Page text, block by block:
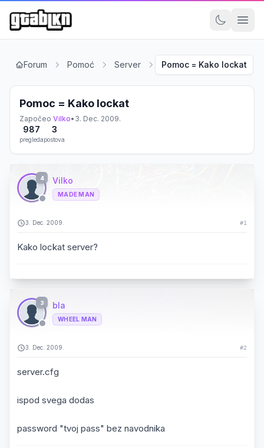
Forum Pomoć Server Pomoc = Kako lockat
Pomoc = Kako lockat
Započeo Vilko• 3. Dec. 2009.
987
pregleda
3
postova
4 Vilko
MADE MAN
3. Dec. 2009. #1
Kako lockat server?
3 bla
WHEEL MAN
3. Dec. 2009. #2
server.cfg
ispod svega dodas
password "tvoj pass" bez navodnika